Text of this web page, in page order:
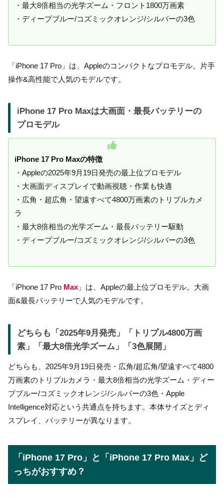
・最大8倍相当の光学ズーム・フロント1800万画素
・ディープブルー/コズミックオレンジ/シルバーの3色
「iPhone 17 Pro 」は、Appleのコンパクトなプロモデル。片手
操作&高性能で人気のモデルです。
iPhone 17 Pro Maxは大画面・最長バッテリーの
プロモデル
iPhone 17 Pro Maxの特徴
・Appleの2025年9月19日発売の最上位プロモデル
・大画面ディスプレイで動画視聴・作業も快適
・広角・超広角・望遠すべて4800万画素のトリプルカメ
ラ
・最大8倍相当の光学ズーム・最長バッテリー駆動
・ディープブルー/コズミックオレンジ/シルバーの3色
「iPhone 17 Pro Max 」は、Appleの最上位プロモデル。大画
面&最長バッテリーで人気のモデルです。
どちらも「2025年9月発売」「トリプル4800万画
素」「最大8倍光学ズーム」「3色展開」
どちらも、2025年9月19日発売・広角/超広角/望遠すべて4800
万画素のトリプルカメラ・最大8倍相当の光学ズーム・ディー
プブルー/コズミックオレンジ/シルバーの3色・Apple
Intelligence対応という共通点を持ちます。本体サイズとディ
スプレイ、バッテリーが異なります。
「iPhone 17 Pro」と「iPhone 17 Pro Max」ど
っちがおすすめ？